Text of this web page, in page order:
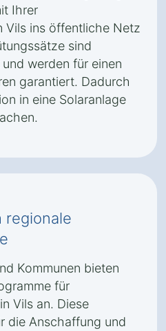
Ihrer
Vils ins öffentliche Netz
sind
werden für einen
garantiert. Dadurch
in eine Solaranlage
regionale
Kommunen bieten
für
Vils an. Diese
die Anschaffung und